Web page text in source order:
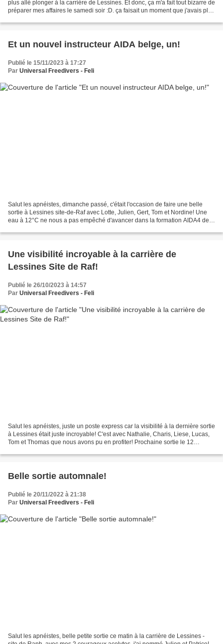
plus allé plonger à la carrière de Lessines. Et donc, ça m'a fait tout bizarre de
préparer mes affaires le samedi soir :D. ça faisait un moment que j'avais plus
Et un nouvel instructeur AIDA belge, un!
Publié le 15/11/2023 à 17:27
Par Universal Freedivers - Feli
Salut les apnéistes, dimanche passé, c'était l'occasion de faire une belle
sortie à Lessines site-de-Raf avec Lotte, Julien, Gert, Tom et Nordine! Une
eau à 12°C ne nous a pas empêché d'avancer dans la formation AIDA4 de
Une visibilité incroyable à la carrière de
Lessines Site de Raf!
Publié le 26/10/2023 à 14:57
Par Universal Freedivers - Feli
Salut les apnéistes, juste un poste express car la visibilité à la dernière sortie
à Lessines était juste incroyable! C'est avec Nathalie, Charis, Liese, Lucas,
Tom et Thomas que nous avons pu en profiter! Prochaine sortie le 12
Belle sortie automnale!
Publié le 20/11/2022 à 21:38
Par Universal Freedivers - Feli
Salut les apnéistes, belle petite sortie ce matin à la carrière de Lessines -